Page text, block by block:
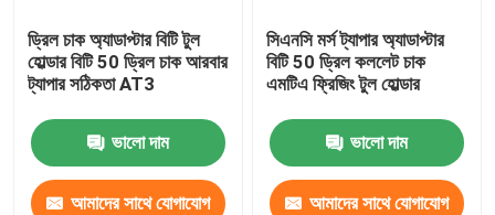
ড্রিল চক
বাদাম ক্ল্যাম্পিং
ড্রিল চাক অ্যাডাপ্টার বিটি টুল
হোল্ডার বিটি 50 ড্রিল চাক আরবার
ট্যাপার সঠিকতা AT3
ভালো দাম
আমাদের সাথে যোগাযোগ
সিএনসি মর্স ট্যাপার অ্যাডাপ্টার
বিটি 50 ড্রিল কললেট চাক
এমটিএ ফ্রিজিং টুল হোল্ডার
ভালো দাম
আমাদের সাথে যোগাযোগ